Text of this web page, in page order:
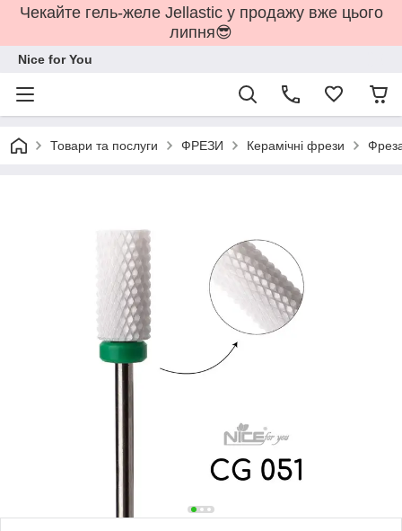
Чекайте гель-желе Jellastic у продажу вже цього
липня😎
Nice for You
Товари та послуги ФРЕЗИ Керамічні фрези